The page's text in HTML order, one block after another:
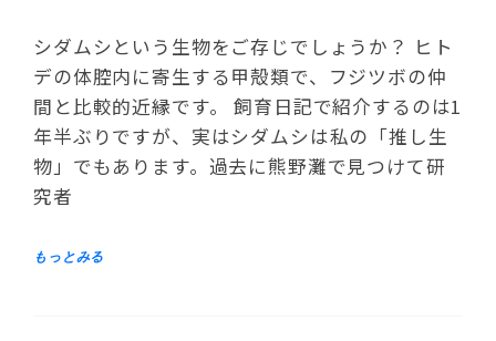
シダムシという生物をご存じでしょうか？ ヒト
デの体腔内に寄生する甲殻類で、フジツボの仲
間と比較的近縁です。 飼育日記で紹介するのは1
年半ぶりですが、実はシダムシは私の「推し生
物」でもあります。過去に熊野灘で見つけて研
究者